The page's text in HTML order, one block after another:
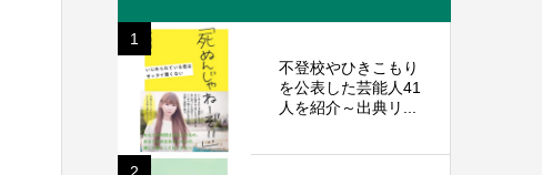
1
不登校やひきこもり
を公表した芸能人41
人を紹介～出典リ...